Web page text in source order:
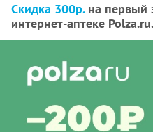
Скидка 300р.на первый
интернет-аптеке